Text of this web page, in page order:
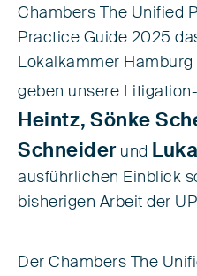
Chambers The Unified
Practice Guide 2025
Lokalkammer
geben unsere
Heintz, Sönke
Schneiderund
ausführlichen Einblick
bisherigen Arbeit der
Der Chambers The